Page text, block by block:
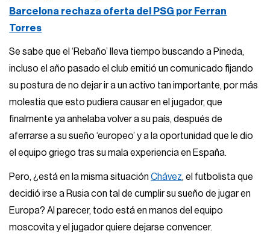
Barcelona rechaza oferta del PSG por Ferran
Torres
Se sabe que el ‘Rebaño’ lleva tiempo buscando a Pineda,
incluso el año pasado el club emitió un comunicado fijando
su postura de no dejar ir a un activo tan importante, por más
molestia que esto pudiera causar en el jugador, que
finalmente ya anhelaba volver a su país, después de
aferrarse a su sueño ‘europeo’ y a la oportunidad que le dio
el equipo griego tras su mala experiencia en España.
Pero, ¿está en la misma situaciónChávez, el futbolista que
decidió irse a Rusia con tal de cumplir su sueño de jugar en
Europa? Al parecer, todo está en manos del equipo
moscovita y el jugador quiere dejarse convencer.